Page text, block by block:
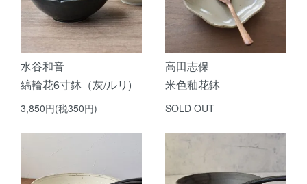
水谷和音
縞輪花6寸鉢（灰/ルリ)
3,850円(税350円)
高田志保
米色釉花鉢
SOLD OUT